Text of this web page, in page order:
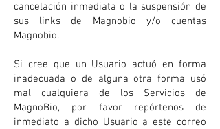
cancelación inmediata o la suspensión de
sus links de Magnobio y/o cuentas
Magnobio.
Si cree que un Usuario actuó en forma
inadecuada o de alguna otra forma usó
mal cualquiera de los Servicios de
MagnoBio, por favor repórtenos de
inmediato a dicho Usuario a este correo